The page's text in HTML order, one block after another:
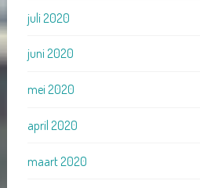
juli 2020
juni 2020
mei 2020
april 2020
maart 2020